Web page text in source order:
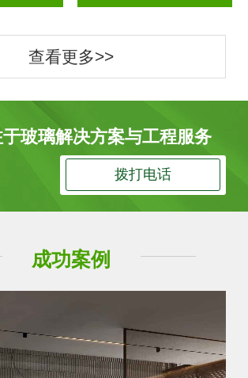
查看更多>>
玻璃解决方案与工程服务
拨打电话
成功案例